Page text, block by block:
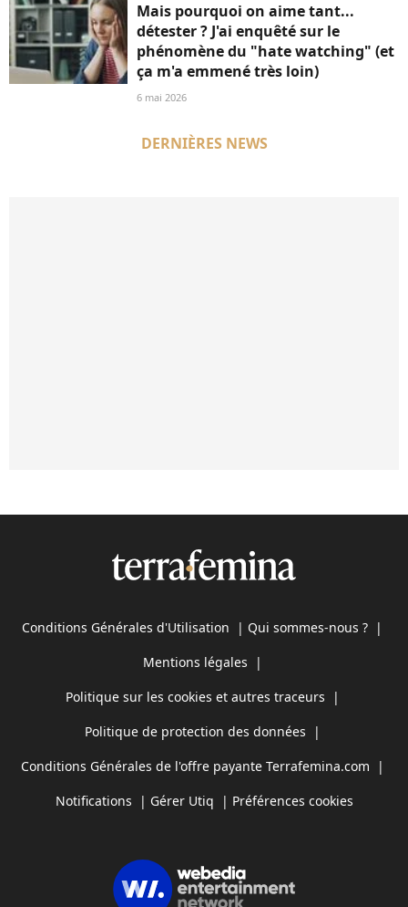
Mais pourquoi on aime tant...
détester ? J'ai enquêté sur le
phénomène du "hate watching" (et
ça m'a emmené très loin)
6 mai 2026
DERNIÈRES NEWS
Conditions Générales d'Utilisation | Qui sommes-nous ? |
Mentions légales |
Politique sur les cookies et autres traceurs |
Politique de protection des données |
Conditions Générales de l'offre payante Terrafemina.com |
Notifications | Gérer Utiq | Préférences cookies